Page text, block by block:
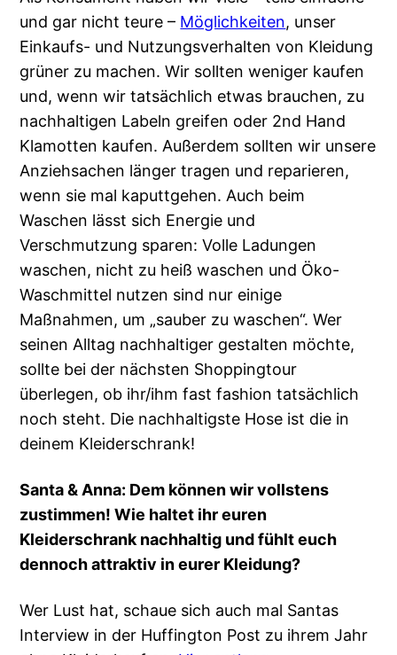
und gar nicht teure – Möglichkeiten, unser
Einkaufs- und Nutzungsverhalten von Kleidung
grüner zu machen. Wir sollten weniger kaufen
und, wenn wir tatsächlich etwas brauchen, zu
nachhaltigen Labeln greifen oder 2nd Hand
Klamotten kaufen. Außerdem sollten wir unsere
Anziehsachen länger tragen und reparieren,
wenn sie mal kaputtgehen. Auch beim
Waschen lässt sich Energie und
Verschmutzung sparen: Volle Ladungen
waschen, nicht zu heiß waschen und Öko-
Waschmittel nutzen sind nur einige
Maßnahmen, um „sauber zu waschen“. Wer
seinen Alltag nachhaltiger gestalten möchte,
sollte bei der nächsten Shoppingtour
überlegen, ob ihr/ihm fast fashion tatsächlich
noch steht. Die nachhaltigste Hose ist die in
deinem Kleiderschrank!
Santa & Anna: Dem können wir vollstens
zustimmen! Wie haltet ihr euren
Kleiderschrank nachhaltig und fühlt euch
dennoch attraktiv in eurer Kleidung?
Wer Lust hat, schaue sich auch mal Santas
Interview in der Huffington Post zu ihrem Jahr